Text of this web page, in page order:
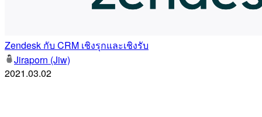
Zendesk กับ CRM เชิงรุกและเชิงรับ
Jiraporn (Jiw)
2021.03.02